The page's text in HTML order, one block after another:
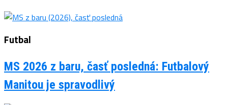
Futbal
MS 2026 z baru, časť posledná: Futbalový
Manitou je spravodlivý